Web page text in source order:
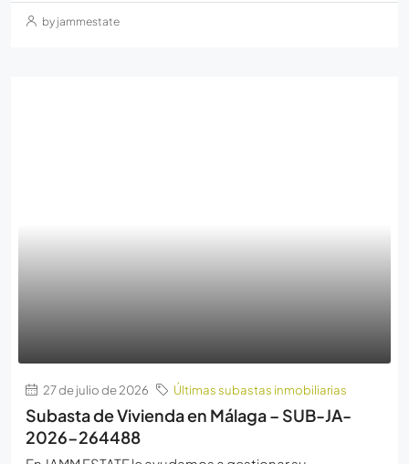
by jammestate
27 de julio de 2026 Últimas subastas inmobiliarias
Subasta de Vivienda en Málaga – SUB-JA-
2026-264488